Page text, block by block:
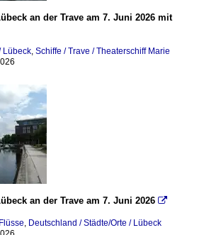
an der Trave am 7. Juni 2026 mit
Lübeck, Schiffe / Trave / Theaterschiff Marie
an der Trave am 7. Juni 2026 
, Deutschland / Städte/Orte / Lübeck